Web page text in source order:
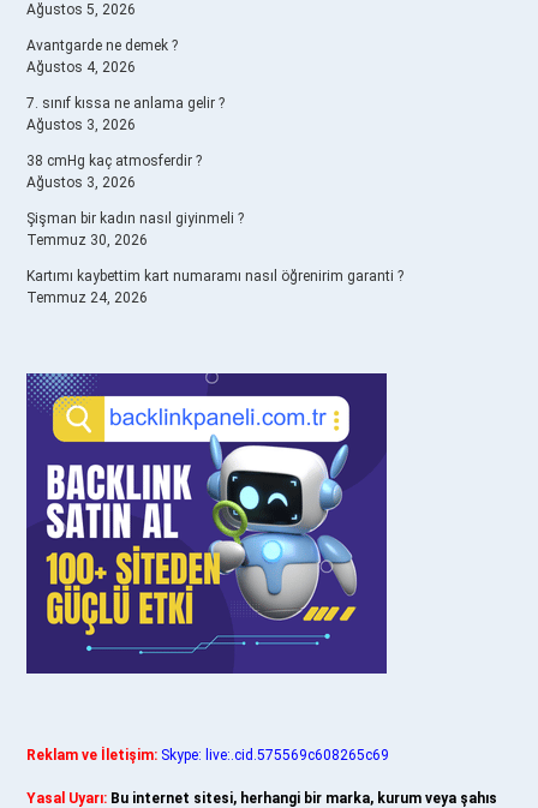
Ağustos 5, 2026
Avantgarde ne demek ?
Ağustos 4, 2026
7. sınıf kıssa ne anlama gelir ?
Ağustos 3, 2026
38 cmHg kaç atmosferdir ?
Ağustos 3, 2026
Şişman bir kadın nasıl giyinmeli ?
Temmuz 30, 2026
Kartımı kaybettim kart numaramı nasıl öğrenirim garanti ?
Temmuz 24, 2026
Reklam ve İletişim: Skype: live:.cid.575569c608265c69
Yasal Uyarı: Bu internet sitesi, herhangi bir marka, kurum veya şahıs